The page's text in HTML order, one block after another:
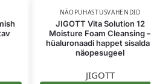
NÄOPUHASTUSVAHENDID
JIGOTT Vita Solution 12
Moisture Foam Cleansing –
hüaluronaadi happet
näopesugeel
JIGOTT